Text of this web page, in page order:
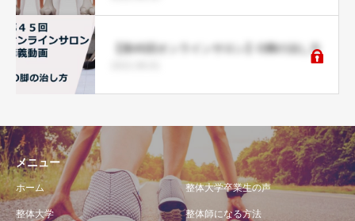
【第45回オンラインサロン】O脚の治し方
メニュー
ホーム 整体大学卒業生の声
整体大学 整体師になる方法